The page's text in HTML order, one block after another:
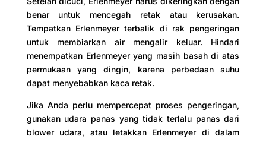
benar untuk mencegah retak atau kerusakan.
Tempatkan Erlenmeyer terbalik di rak pengeringan
untuk membiarkan air mengalir keluar. Hindari
menempatkan Erlenmeyer yang masih basah di atas
permukaan yang dingin, karena perbedaan suhu
dapat menyebabkan kaca retak.
Jika Anda perlu mempercepat proses pengeringan,
gunakan udara panas yang tidak terlalu panas dari
blower udara, atau letakkan Erlenmeyer di dalam